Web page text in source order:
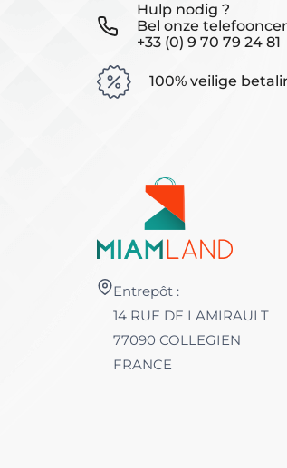
Hulp nodig ?
Bel onze
+33 (0) 9 70 79 24 81
100% veilige
Entrepôt :
14 RUE DE LAMIRAULT
77090 COLLEGIEN
FRANCE